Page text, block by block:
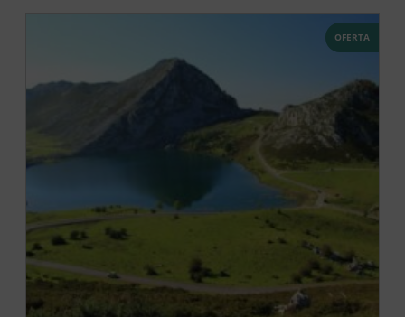
OFERTA